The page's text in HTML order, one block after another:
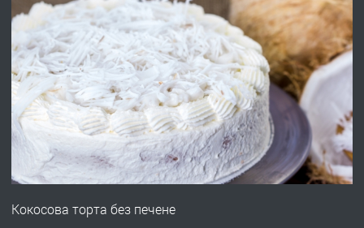
преди 1 година
ПРЕДЛАГА
Първи поход "По стъпките на Ангел
Войвода"
преди 1 година
ПРЕДЛАГА
Монтажник на малки детайли за
Кокосова торта без печене